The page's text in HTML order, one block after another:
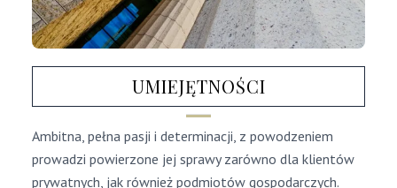
UMIEJĘTNOŚCI
Ambitna, pełna pasji i determinacji, z powodzeniem
prowadzi powierzone jej sprawy zarówno dla klientów
prywatnych, jak również podmiotów gospodarczych.